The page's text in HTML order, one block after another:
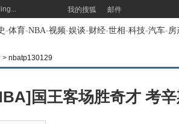
我的搜狐 邮件
-体育-NBA-视频-娱谈-财经-世相-科技-汽车-房
> nbatp130129
国王客场胜奇才 考